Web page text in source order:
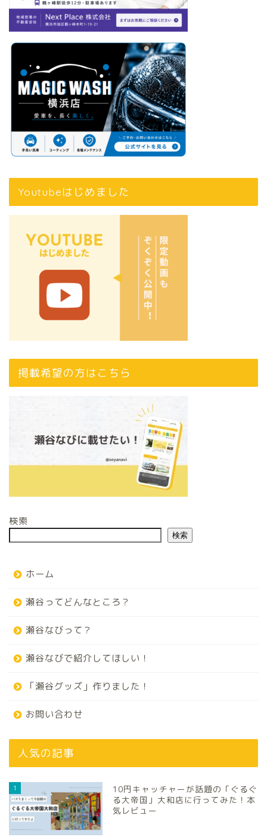
Youtubeはじめました
掲載希望の方はこちら
検索
検索
ホーム
瀬谷ってどんなところ？
瀬谷なびって？
瀬谷なびで紹介してほしい！
「瀬谷グッズ」作りました！
お問い合わせ
人気の記事
1
10円キャッチャーが話題の「ぐるぐ
る大帝国」大和店に行ってみた！本
気レビュー